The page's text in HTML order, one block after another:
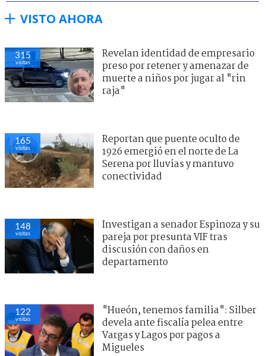
VISTO AHORA
315
visitas
Revelan identidad de empresario
preso por retener y amenazar de
muerte a niños por jugar al "rin
raja"
165
visitas
Reportan que puente oculto de
1926 emergió en el norte de La
Serena por lluvias y mantuvo
conectividad
148
visitas
Investigan a senador Espinoza y su
pareja por presunta VIF tras
discusión con daños en
departamento
122
visitas
"Hueón, tenemos familia": Silber
devela ante fiscalía pelea entre
Vargas y Lagos por pagos a
Migueles